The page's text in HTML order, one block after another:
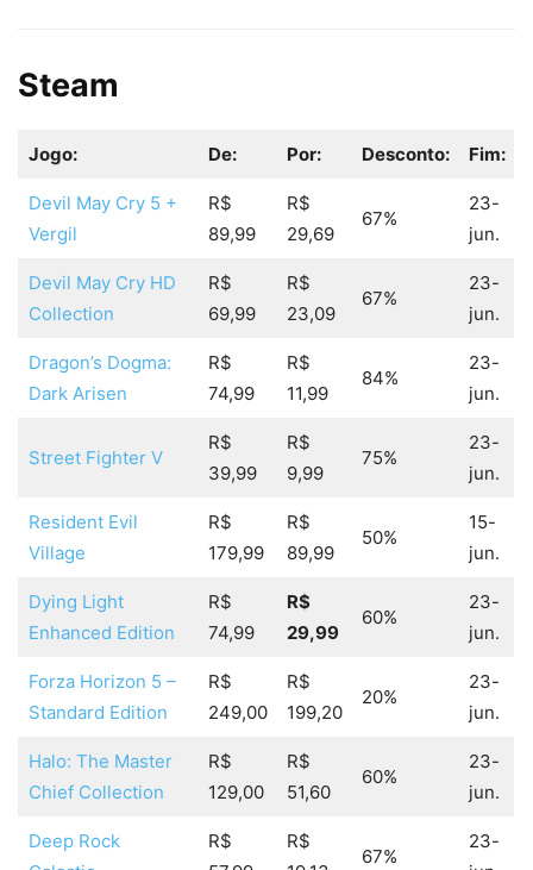
Steam
Jogo: De: Por: Desconto: Fim:
Devil May Cry 5 +
Vergil
R$
89,99
R$
29,69
67%
23-
jun.
Devil May Cry HD
Collection
R$
69,99
R$
23,09
67%
23-
jun.
Dragon’s Dogma:
Dark Arisen
R$
74,99
R$
11,99
84%
23-
jun.
Street Fighter V
R$
39,99
R$
9,99
75%
23-
jun.
Resident Evil
Village
R$
179,99
R$
89,99
50%
15-
jun.
Dying Light
Enhanced Edition
R$
74,99
R$
29,99
60%
23-
jun.
Forza Horizon 5 –
Standard Edition
R$
249,00
R$
199,20
20%
23-
jun.
Halo: The Master
Chief Collection
R$
129,00
R$
51,60
60%
23-
jun.
Deep Rock
R$
R$
67%
23-